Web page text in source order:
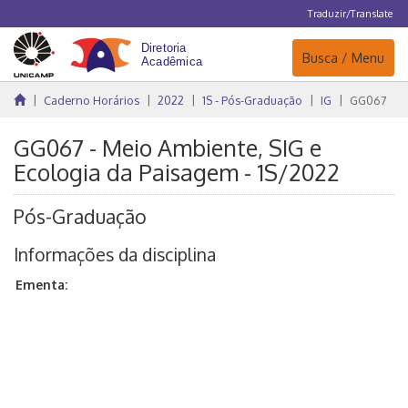
Traduzir/Translate
Navegação
Busca / Menu
Caderno Horários 2022 1S - Pós-Graduação IG GG067
GG067 - Meio Ambiente, SIG e
Ecologia da Paisagem - 1S/2022
Pós-Graduação
Informações da disciplina
Ementa: